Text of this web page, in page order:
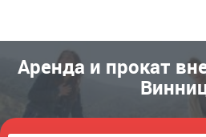
Аренда и прокат